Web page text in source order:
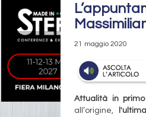
21 maggio 2020
Attualità in
all’origine,